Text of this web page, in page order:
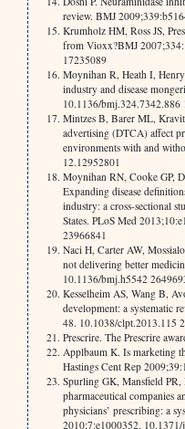
review. BMJ
Krumholz HM, Ross JS,
from Vioxx?BMJ
17235089
Moynihan R, Heath I,
industry and disease
10.1136/bmj.324.7342.886
Mintzes B, Barer ML,
advertising (DTCA) affect
environments with and
12.12952801
Moynihan RN, Cooke GP,
Expanding disease
industry: a cross-sectional
States. PLoS Med
23966841
Naci H, Carter AW,
not delivering better
10.1136/bmj.h5542
Kesselheim AS, Wang B,
development: a systematic
48. 10.1038/clpt.2013.115
Prescrire. The Prescrire
Applbaum K. Is marketing
Hastings Cent Rep
Spurling GK, Mansfield
pharmaceutical companies
physicians’ prescribing: a
2010;7:e1000352.